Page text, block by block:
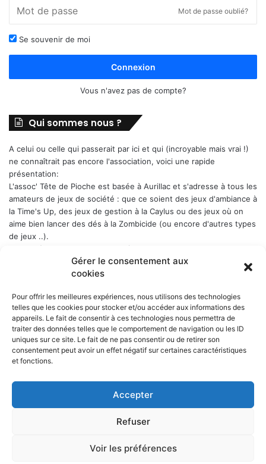
Gérer le consentement aux
cookies
Pour offrir les meilleures expériences, nous utilisons des technologies
telles que les cookies pour stocker et/ou accéder aux informations des
appareils. Le fait de consentir à ces technologies nous permettra de
traiter des données telles que le comportement de navigation ou les ID
uniques sur ce site. Le fait de ne pas consentir ou de retirer son
consentement peut avoir un effet négatif sur certaines caractéristiques
et fonctions.
Accepter
Refuser
Voir les préférences
Mot de passe oublié?
Se souvenir de moi
Connexion
Vous n'avez pas de compte?
Qui sommes nous ?
A celui ou celle qui passerait par ici et qui (incroyable mais vrai !)
ne connaîtrait pas encore l'association, voici une rapide
présentation:
L'assoc' Tête de Pioche est basée à Aurillac et s'adresse à tous les
amateurs de jeux de société : que ce soient des jeux d'ambiance à
la Time's Up, des jeux de gestion à la Caylus ou des jeux où on
aime bien lancer des dés à la Zombicide (ou encore d'autres types
de jeux ..).
Les soirées-jeux sont ouvertes à tous (enfin quand même plutôt
aux adultes). Elles ont lieu chaque Week-end en alternance : 1er
samedi du mois, puis vendredi, puis samedi etc..., a Belbex (6
minuit...
La cotisation annuelle est de 10 € (mais le trésorier est indulgent
envers les curieux qui viennent une fois comme ça ...)Donc, si
cela vous dit, n'hésitez pas !
L'angle du jeu - 5 rue Marchande, 15000 Aurillac